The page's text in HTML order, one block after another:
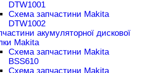
DTW1001
Схема запчастини Makita
DTW1002
акумуляторної дискової
Makita
Схема запчастини Makita
BSS610
Схема запчастини Makita